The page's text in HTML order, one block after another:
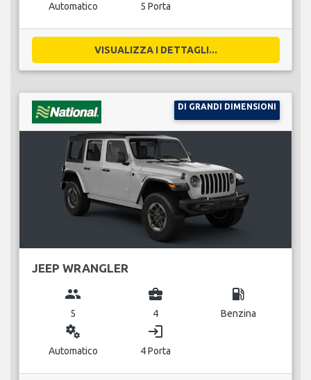
Automatico 5 Porta
VISUALIZZA I DETTAGLI...
DI GRANDI DIMENSIONI
JEEP WRANGLER
group
5
business_center
4
local_gas_station
Benzina
miscellaneous_services
Automatico
login
4 Porta